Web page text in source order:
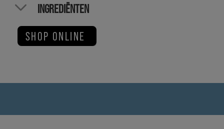
INGREDIËNTEN
SHOP ONLINE